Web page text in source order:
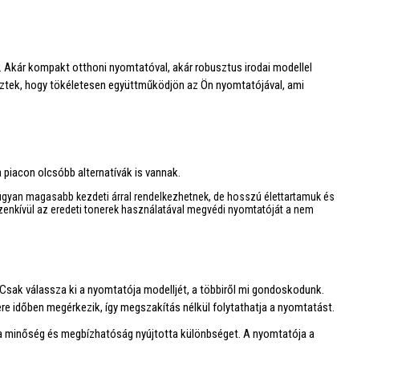
kompakt otthoni nyomtatóval, akár robusztus irodai modellel
hogy tökéletesen együttműködjön az Ön nyomtatójával, ami
olcsóbb alternatívák is vannak.
magasabb kezdeti árral rendelkezhetnek, de hosszú élettartamuk és
az eredeti tonerek használatával megvédi nyomtatóját a nem
válassza ki a nyomtatója modelljét, a többiről mi gondoskodunk.
időben megérkezik, így megszakítás nélkül folytathatja a nyomtatást.
minőség és megbízhatóság nyújtotta különbséget. A nyomtatója a